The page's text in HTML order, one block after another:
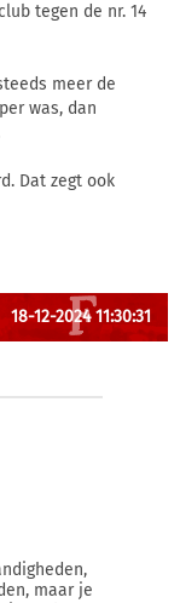
tegen de nr. 14
meer de
was, dan
Dat zegt ook
18-12-2024 11:30:31
maar je